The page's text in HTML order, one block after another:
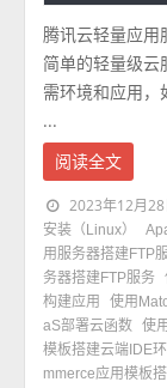
腾讯云轻量应
简单的轻量级云
需环境和应用
...
阅读全文
2023年12月28
安装（Linux）
用服务器搭建FTP
务器搭建FTP服务
构建应用
使用
aS部署云函数 使
模板搭建云端IDE
mmerce应用模板